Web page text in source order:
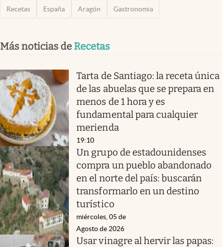
Recetas España Aragón Gastronomia
Más noticias de Recetas
Tarta de Santiago: la receta única
de las abuelas que se prepara en
menos de 1 hora y es
fundamental para cualquier
merienda
19:10
Un grupo de estadounidenses
compra un pueblo abandonado
en el norte del país: buscarán
transformarlo en un destino
turístico
miércoles, 05 de
Agosto de 2026
Usar vinagre al hervir las papas: